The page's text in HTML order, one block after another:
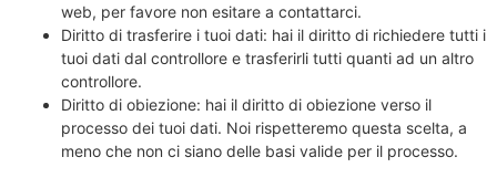
web, per favore non esitare a contattarci.
Diritto di trasferire i tuoi dati: hai il diritto di richiedere tutti i
tuoi dati dal controllore e trasferirli tutti quanti ad un altro
controllore.
Diritto di obiezione: hai il diritto di obiezione verso il
processo dei tuoi dati. Noi rispetteremo questa scelta, a
meno che non ci siano delle basi valide per il processo.